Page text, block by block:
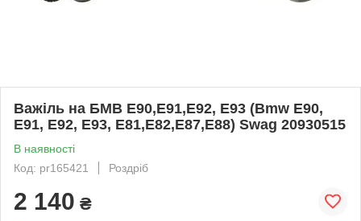
Важіль на БМВ Е90,Е91,Е92, Е93 (Bmw E90,
E91, E92, E93, E81,E82,E87,E88) Swag 20930515
В наявності
Код: pr165421
Роздріб
2 140 ₴